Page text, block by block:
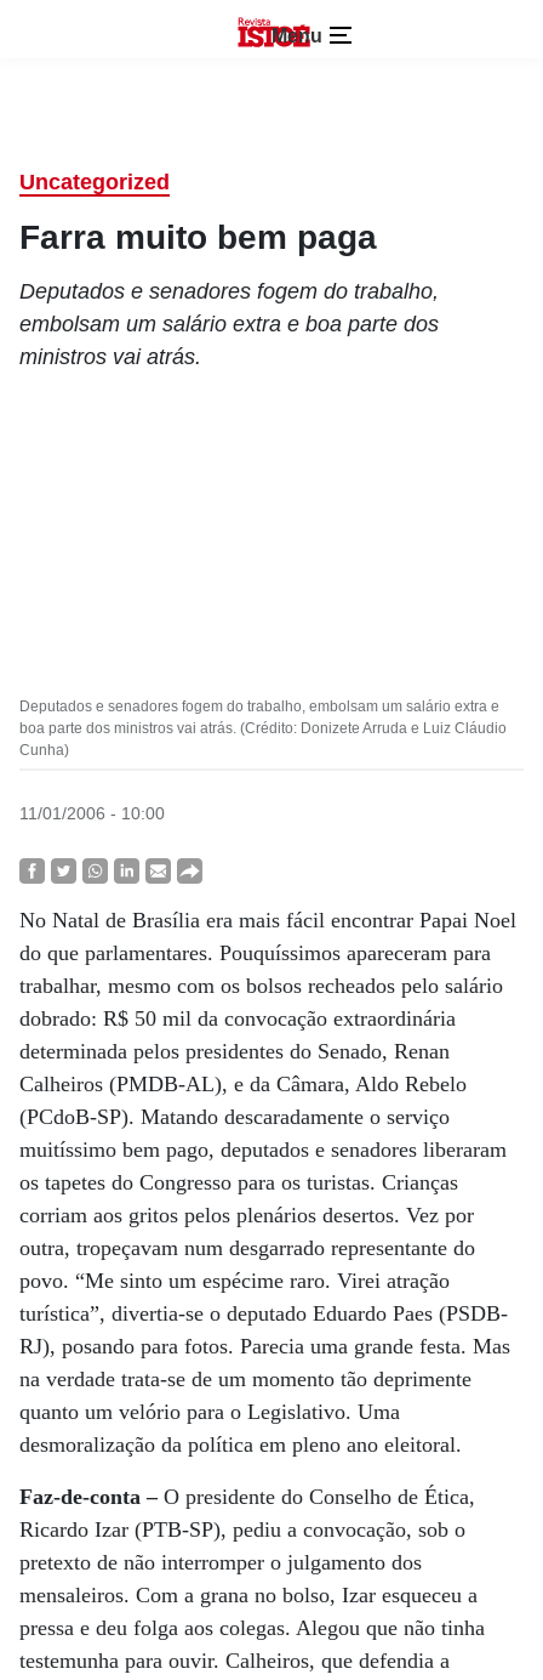
Menu
Uncategorized
Farra muito bem paga
Deputados e senadores fogem do trabalho,
embolsam um salário extra e boa parte dos
ministros vai atrás.
Deputados e senadores fogem do trabalho, embolsam um salário extra e
boa parte dos ministros vai atrás. (Crédito: Donizete Arruda e Luiz Cláudio
Cunha)
11/01/2006 - 10:00
No Natal de Brasília era mais fácil encontrar Papai Noel
do que parlamentares. Pouquíssimos apareceram para
trabalhar, mesmo com os bolsos recheados pelo salário
dobrado: R$ 50 mil da convocação extraordinária
determinada pelos presidentes do Senado, Renan
Calheiros (PMDB-AL), e da Câmara, Aldo Rebelo
(PCdoB-SP). Matando descaradamente o serviço
muitíssimo bem pago, deputados e senadores liberaram
os tapetes do Congresso para os turistas. Crianças
corriam aos gritos pelos plenários desertos. Vez por
outra, tropeçavam num desgarrado representante do
povo. “Me sinto um espécime raro. Virei atração
turística”, divertia-se o deputado Eduardo Paes (PSDB-
RJ), posando para fotos. Parecia uma grande festa. Mas
na verdade trata-se de um momento tão deprimente
quanto um velório para o Legislativo. Uma
desmoralização da política em pleno ano eleitoral.
Faz-de-conta – O presidente do Conselho de Ética,
Ricardo Izar (PTB-SP), pediu a convocação, sob o
pretexto de não interromper o julgamento dos
mensaleiros. Com a grana no bolso, Izar esqueceu a
pressa e deu folga aos colegas. Alegou que não tinha
testemunha para ouvir. Calheiros, que defendia a